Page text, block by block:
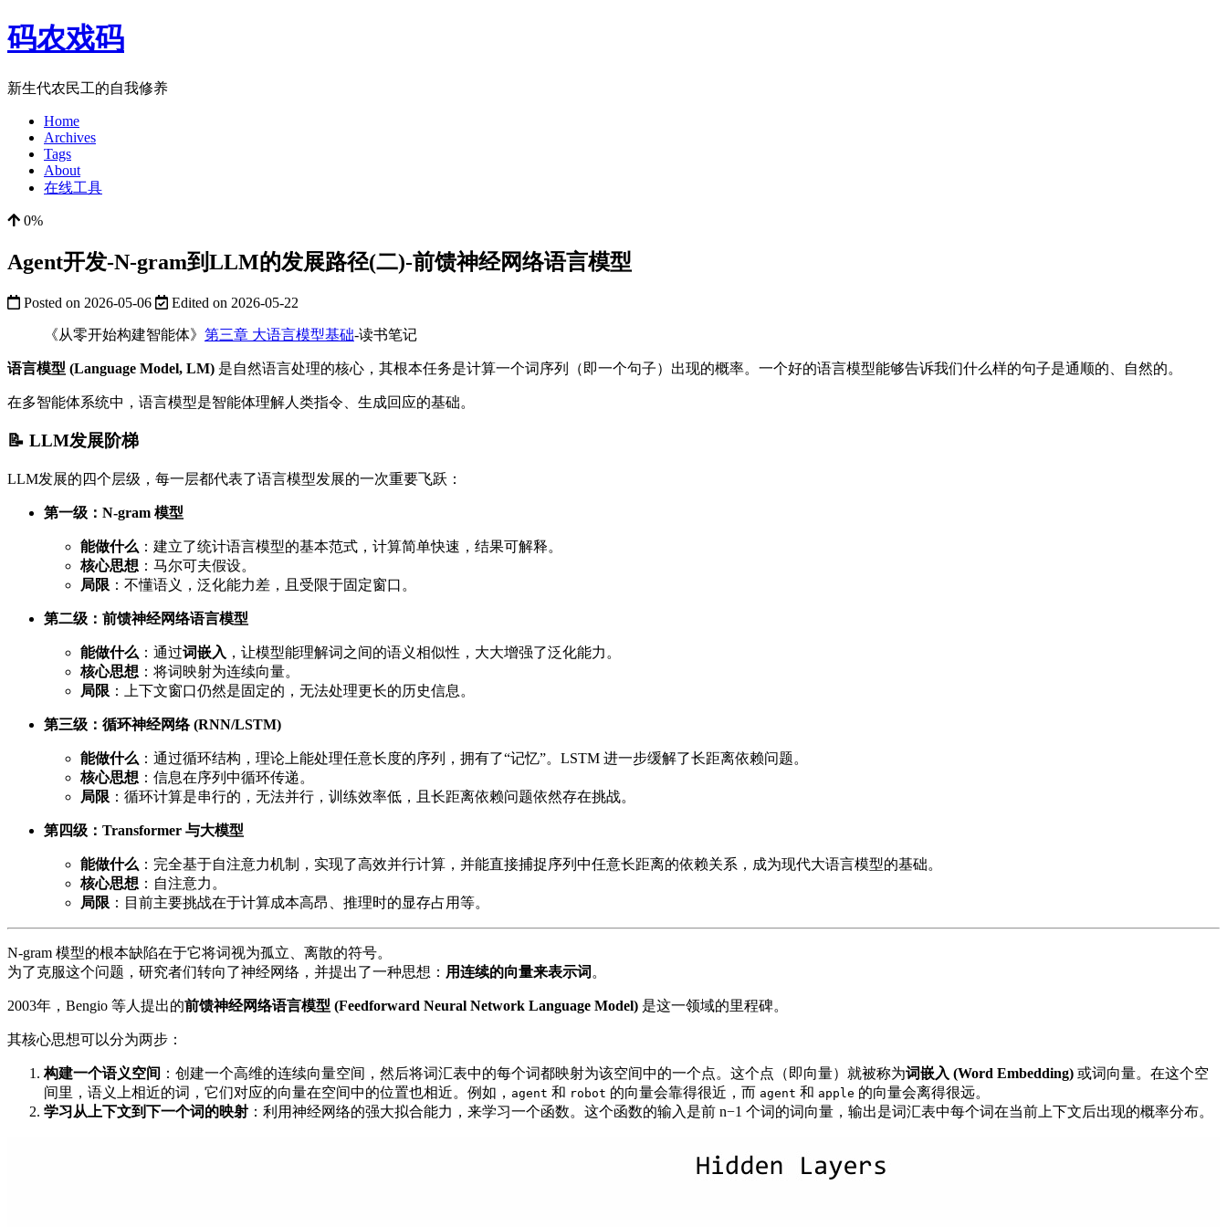
码农戏码
新生代农民工的自我修养
Home
Archives
Tags
About
在线工具
0%
Agent开发-N-gram到LLM的发展路径(二)-前馈神经网络语言模型
Posted on 2026-05-06 Edited on 2026-05-22
《从零开始构建智能体》 第三章 大语言模型基础-读书笔记
语言模型 (Language Model, LM) 是自然语言处理的核心，其根本任务是计算一个词序列（即一个句子）出现的概率。一个好的语言模型能够告诉我们什么样的句子是通顺的、自然的。
在多智能体系统中，语言模型是智能体理解人类指令、生成回应的基础。
📝 LLM发展阶梯
LLM发展的四个层级，每一层都代表了语言模型发展的一次重要飞跃：
第一级：N-gram 模型
能做什么 ：建立了统计语言模型的基本范式，计算简单快速，结果可解释。
核心思想 ：马尔可夫假设。
局限 ：不懂语义，泛化能力差，且受限于固定窗口。
第二级：前馈神经网络语言模型
能做什么 ：通过词嵌入 ，让模型能理解词之间的语义相似性，大大增强了泛化能力。
核心思想 ：将词映射为连续向量。
局限 ：上下文窗口仍然是固定的，无法处理更长的历史信息。
第三级：循环神经网络 (RNN/LSTM)
能做什么 ：通过循环结构，理论上能处理任意长度的序列，拥有了“记忆”。LSTM 进一步缓解了长距离依赖问题。
核心思想 ：信息在序列中循环传递。
局限 ：循环计算是串行的，无法并行，训练效率低，且长距离依赖问题依然存在挑战。
第四级：Transformer 与大模型
能做什么 ：完全基于自注意力机制，实现了高效并行计算，并能直接捕捉序列中任意长距离的依赖关系，成为现代大语言模型的基础。
核心思想 ：自注意力。
局限 ：目前主要挑战在于计算成本高昂、推理时的显存占用等。
N-gram 模型的根本缺陷在于它将词视为孤立、离散的符号。
为了克服这个问题，研究者们转向了神经网络，并提出了一种思想： 用连续的向量来表示词 。
2003年，Bengio 等人提出的前馈神经网络语言模型 (Feedforward Neural Network Language Model) 是这一领域的里程碑。
其核心思想可以分为两步：
构建一个语义空间 ：创建一个高维的连续向量空间，然后将词汇表中的每个词都映射为该空间中的一个点。这个点（即向量）就被称为词嵌入 (Word Embedding) 或词向量。在这个空
间里，语义上相近的词，它们对应的向量在空间中的位置也相近。例如， agent 和 robot 的向量会靠得很近，而 agent 和 apple 的向量会离得很远。
学习从上下文到下一个词的映射 ：利用神经网络的强大拟合能力，来学习一个函数。这个函数的输入是前 n−1 个词的词向量，输出是词汇表中每个词在当前上下文后出现的概率分布。